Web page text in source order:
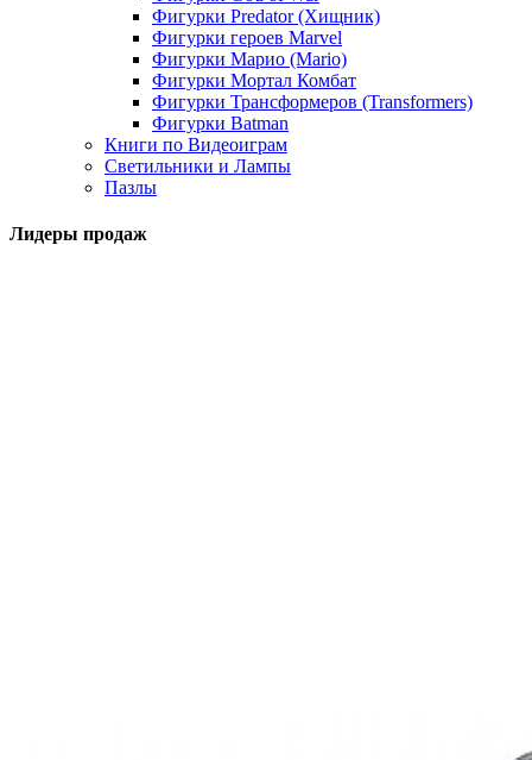
Фигурки Predator (Хищник)
Фигурки героев Marvel
Фигурки Марио (Mario)
Фигурки Мортал Комбат
Фигурки Трансформеров (Transformers)
Фигурки Batman
Книги по Видеоиграм
Светильники и Лампы
Пазлы
Лидеры продаж